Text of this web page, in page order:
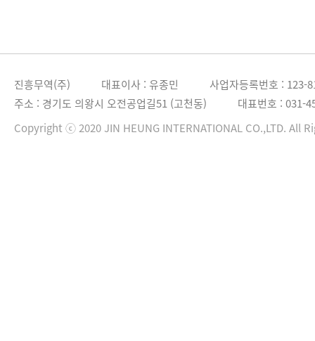
진흥무역(주) 대표이사 : 유종민
사업자등록번호 : 123-
주소 : 경기도 의왕시 오전공업길51 (고천동)
대표번호 : 031-
Copyright ⓒ 2020 JIN HEUNG INTERNATIONAL CO.,LTD. All